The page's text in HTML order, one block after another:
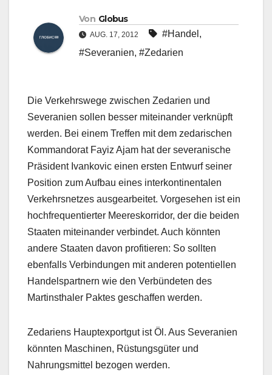
Von Globus
AUG. 17, 2012 #Handel ,
#Severanien, #Zedarien
Die Verkehrswege zwischen Zedarien und
Severanien sollen besser miteinander verknüpft
werden. Bei einem Treffen mit dem zedarischen
Kommandorat Fayiz Ajam hat der severanische
Präsident Ivankovic einen ersten Entwurf seiner
Position zum Aufbau eines interkontinentalen
Verkehrsnetzes ausgearbeitet. Vorgesehen ist ein
hochfrequentierter Meereskorridor, der die beiden
Staaten miteinander verbindet. Auch könnten
andere Staaten davon profitieren: So sollten
ebenfalls Verbindungen mit anderen potentiellen
Handelspartnern wie den Verbündeten des
Martinsthaler Paktes geschaffen werden.
Zedariens Hauptexportgut ist Öl. Aus Severanien
könnten Maschinen, Rüstungsgüter und
Nahrungsmittel bezogen werden.